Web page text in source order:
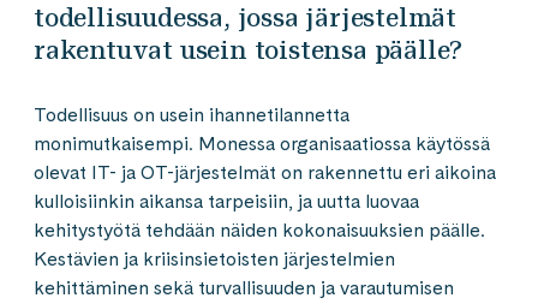
todellisuudessa, jossa järjestelmät
rakentuvat usein toistensa päälle?
Todellisuus on usein ihannetilannetta
monimutkaisempi. Monessa organisaatiossa käytössä
olevat IT- ja OT-järjestelmät on rakennettu eri aikoina
kulloisiinkin aikansa tarpeisiin, ja uutta luovaa
kehitystyötä tehdään näiden kokonaisuuksien päälle.
Kestävien ja kriisinsietoisten järjestelmien
kehittäminen sekä turvallisuuden ja varautumisen